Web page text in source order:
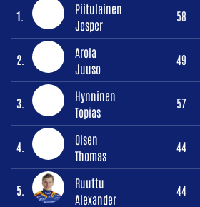
1.
Piitulainen
Jesper
58
2.
Arola
Juuso
49
3.
Hynninen
Topias
57
4.
Olsen
Thomas
44
5.
Ruuttu
Alexander
44